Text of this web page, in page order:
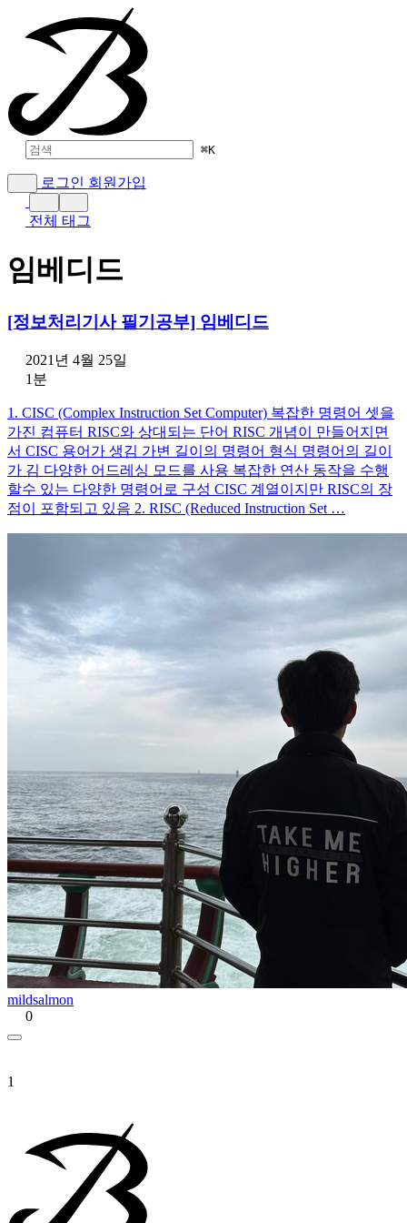
⌘K
로그인 회원가입
전체 태그
임베디드
[정보처리기사 필기공부] 임베디드
2021년 4월 25일
1분
1. CISC (Complex Instruction Set Computer) 복잡한 명령어 셋을
가진 컴퓨터 RISC와 상대되는 단어 RISC 개념이 만들어지면
서 CISC 용어가 생김 가변 길이의 명령어 형식 명령어의 길이
가 김 다양한 어드레싱 모드를 사용 복잡한 연산 동작을 수행
할수 있는 다양한 명령어로 구성 CISC 계열이지만 RISC의 장
점이 포함되고 있음 2. RISC (Reduced Instruction Set …
mildsalmon
0
1